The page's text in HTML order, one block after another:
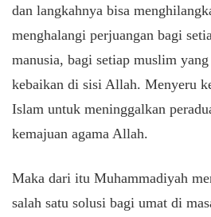
dan langkahnya bisa
menghalangi perjuangan bagi
manusia, bagi setiap muslim
kebaikan di sisi Allah. Menyeru
Islam untuk meninggalkan
kemajuan agama Allah.
Maka dari itu Muhammadiyah
salah satu solusi bagi umat di